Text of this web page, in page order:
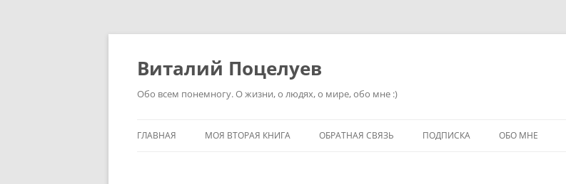
Перейти
Виталий Поцелуев
Обо всем понемногу. О жизни, о людях, о мире, обо мне :)
ГЛАВНАЯ МОЯ ВТОРАЯ КНИГА ОБРАТНАЯ СВЯЗЬ ПОДПИСКА ОБО МНЕ